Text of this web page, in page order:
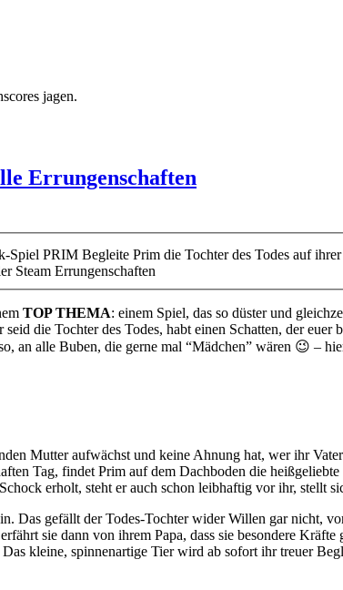
jagen.
Errungenschaften
PRIM Begleite Prim die Tochter des Todes auf
Steam Errungenschaften
TOP THEMA: einem Spiel, das so düster und
die Tochter des Todes, habt einen Schatten, der
an alle Buben, die gerne mal “Mädchen” wären 😉 –
Mutter aufwächst und keine Ahnung hat, wer ihr
Tag, findet Prim auf dem Dachboden die
erholt, steht er auch schon leibhaftig vor ihr, stellt
Das gefällt der Todes-Tochter wider Willen gar nicht,
sie dann von ihrem Papa, dass sie besondere
kleine, spinnenartige Tier wird ab sofort ihr treuer